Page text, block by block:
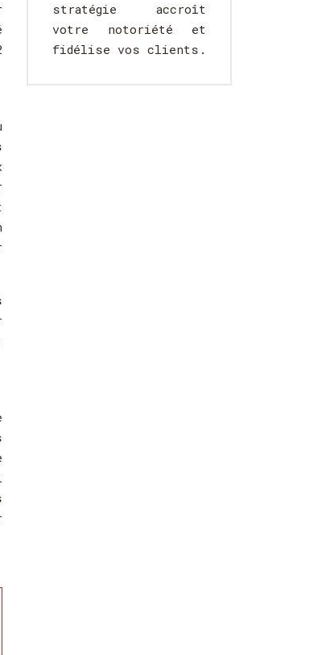
stratégie accroît
votre notoriété et
fidélise vos clients.